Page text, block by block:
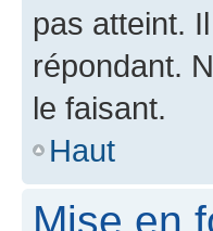
pas atteint.
répondant.
le faisant.
Haut
Mise en